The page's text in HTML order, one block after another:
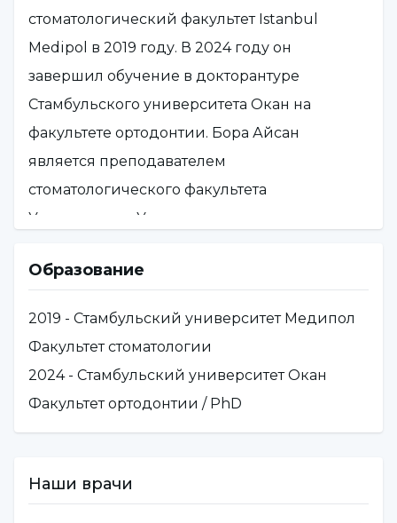
стоматологический факультет Istanbul
Medipol в 2019 году. В 2024 году он
завершил обучение в докторантуре
Стамбульского университета Окан на
факультете ортодонтии. Бора Айсан
является преподавателем
стоматологического факультета
Университета Ускюдар.
Образование
2019 - Стамбульский университет Медипол
Факультет стоматологии
2024 - Стамбульский университет Окан
Факультет ортодонтии / PhD
Наши врачи